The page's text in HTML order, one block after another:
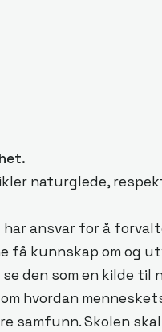
naturglede,
ansvar for å
få kunnskap om og
den som en kilde til
hvordan
samfunn. Skolen